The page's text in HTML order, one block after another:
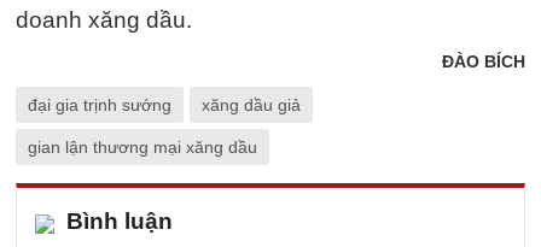
doanh xăng dầu.
ĐÀO BÍCH
đại gia trịnh sướng xăng dầu giả
gian lận thương mại xăng dầu
Bình luận